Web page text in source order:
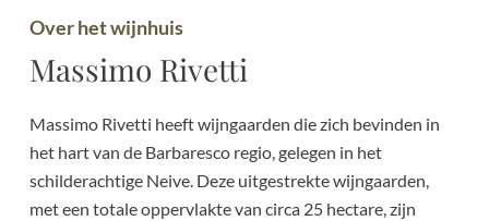
Over het wijnhuis
Massimo Rivetti
Massimo Rivetti heeft wijngaarden die zich bevinden in
het hart van de Barbaresco regio, gelegen in het
schilderachtige Neive. Deze uitgestrekte wijngaarden,
met een totale oppervlakte van circa 25 hectare, zijn